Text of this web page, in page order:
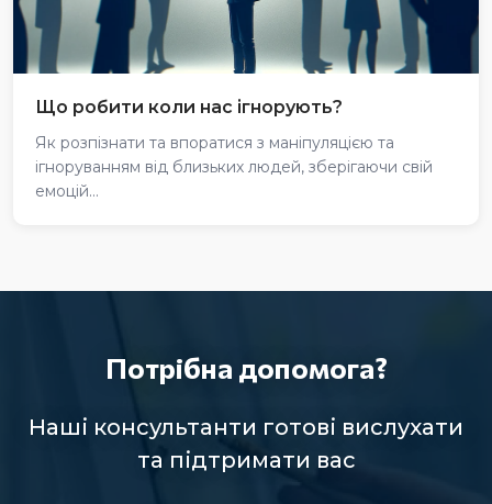
Що робити коли нас ігнорують?
Як розпізнати та впоратися з маніпуляцією та
ігноруванням від близьких людей, зберігаючи свій
емоцій...
Потрібна допомога?
Наші консультанти готові вислухати
та підтримати вас